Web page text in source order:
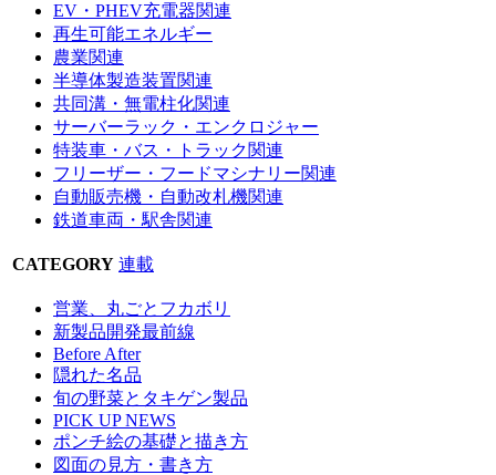
EV・PHEV充電器関連
再生可能エネルギー
農業関連
半導体製造装置関連
共同溝・無電柱化関連
サーバーラック・エンクロジャー
特装車・バス・トラック関連
フリーザー・フードマシナリー関連
自動販売機・自動改札機関連
鉄道車両・駅舎関連
CATEGORY 連載
営業、丸ごとフカボリ
新製品開発最前線
Before After
隠れた名品
旬の野菜とタキゲン製品
PICK UP NEWS
ポンチ絵の基礎と描き方
図面の見方・書き方